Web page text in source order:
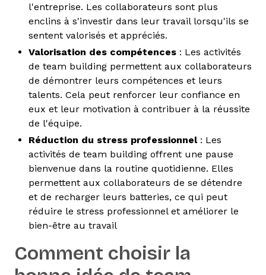
l'entreprise. Les collaborateurs sont plus
enclins à s'investir dans leur travail lorsqu'ils se
sentent valorisés et appréciés.
Valorisation des compétences : Les activités
de team building permettent aux collaborateurs
de démontrer leurs compétences et leurs
talents. Cela peut renforcer leur confiance en
eux et leur motivation à contribuer à la réussite
de l'équipe.
Réduction du stress professionnel: Les
activités de team building offrent une pause
bienvenue dans la routine quotidienne. Elles
permettent aux collaborateurs de se détendre
et de recharger leurs batteries, ce qui peut
réduire le stress professionnel et améliorer le
bien-être au travail
Comment choisir la